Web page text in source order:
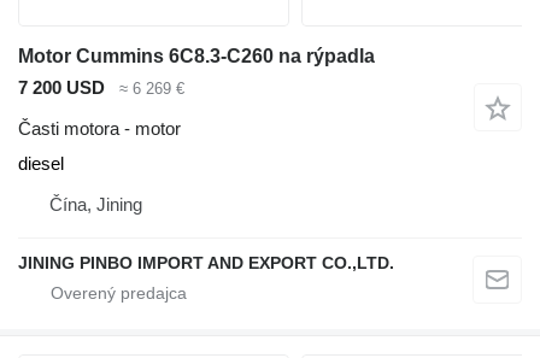
Motor Cummins 6C8.3-C260 na rýpadla
7 200 USD
≈ 6 269 €
Časti motora - motor
diesel
Čína, Jining
JINING PINBO IMPORT AND EXPORT CO.,LTD.